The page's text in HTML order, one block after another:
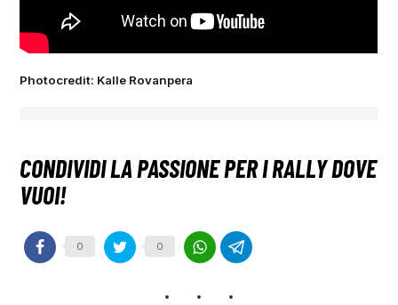
Photocredit: Kalle Rovanpera
0 0